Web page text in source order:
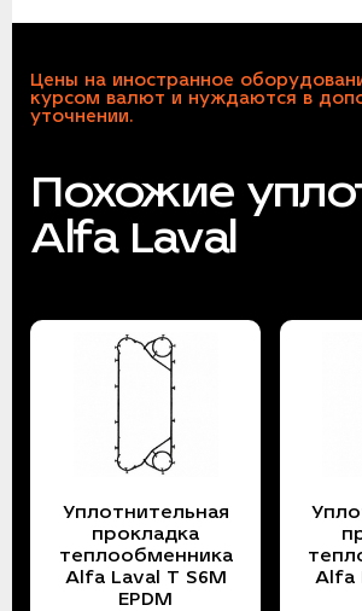
Цены на иностранное
курсом валют и нуждаются в
уточнении.
Похожие
Alfa Laval
Уплотнительная
прокладка
теплообменника
Alfa Laval T S6M
EPDM
Alfa